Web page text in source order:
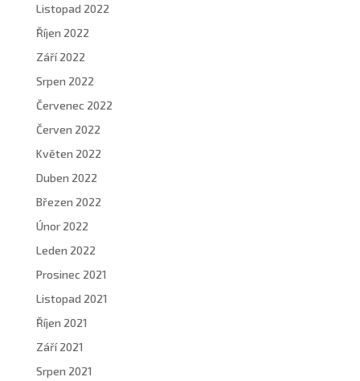
Listopad 2022
Říjen 2022
Září 2022
Srpen 2022
Červenec 2022
Červen 2022
Květen 2022
Duben 2022
Březen 2022
Únor 2022
Leden 2022
Prosinec 2021
Listopad 2021
Říjen 2021
Září 2021
Srpen 2021